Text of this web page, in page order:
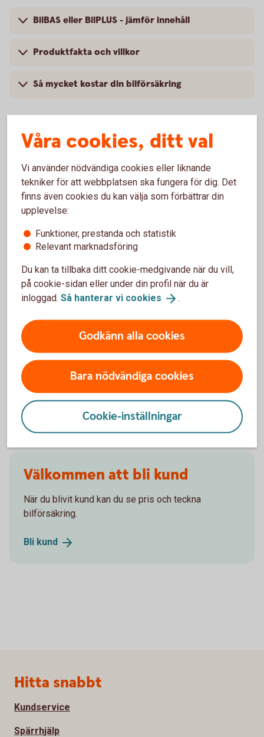
BilBAS eller BilPLUS - jämför innehåll
Produktfakta och villkor
Så mycket kostar din bilförsäkring
Vanliga frågor om att försäkra
Volvo
Trafik, hel och halv – vad är det för skillnad på
När slutar den tidigare ägarens försäkring att
gälla?
Om man övningskör och olyckan är framme,
Gäller bilförsäkringen utanför Sverige?
Täcker försäkringen viltolyckor?
Vilka bilar har en vagnskadegaranti?
Välkommen att bli kund
När du blivit kund kan du se pris och teckna
bilförsäkring.
Bli kund
Våra cookies, ditt val
Vi använder nödvändiga cookies eller liknande
tekniker för att webbplatsen ska fungera för dig. Det
finns även cookies du kan välja som förbättrar din
upplevelse:
Funktioner, prestanda och statistik
Relevant marknadsföring
Du kan ta tillbaka ditt cookie-medgivande när du vill,
på cookie-sidan eller under din profil när du är
inloggad. Så hanterar vi cookies .
Godkänn alla cookies
Bara nödvändiga cookies
Cookie-inställningar
Sidfot
Hitta snabbt
Kundservice
Spärrhjälp